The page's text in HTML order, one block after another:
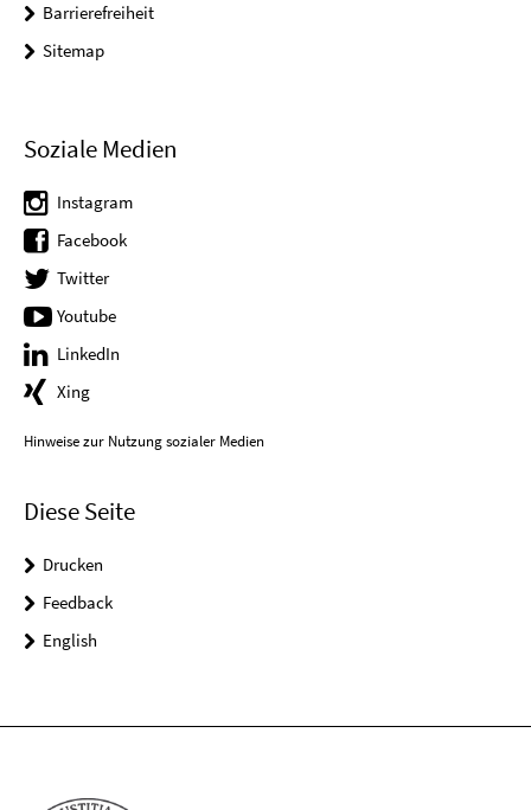
Barrierefreiheit
Sitemap
Soziale Medien
Instagram
Facebook
Twitter
Youtube
LinkedIn
Xing
Hinweise zur Nutzung sozialer Medien
Diese Seite
Drucken
Feedback
English